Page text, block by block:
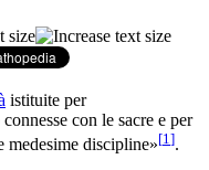
istituite per
con le sacre e per
medesime discipline»[1 ].